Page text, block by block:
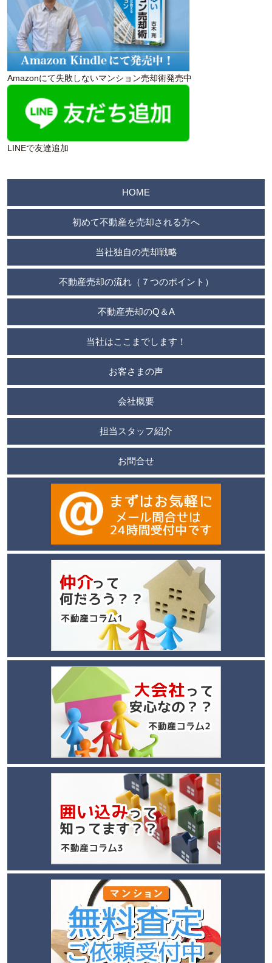
Amazonにて失敗しないマンション売却術発売中
LINEで友達追加
HOME
初めて不動産を売却される方へ
当社独自の売却戦略
不動産売却の流れ（７つのポイント）
不動産売却のQ＆A
当社はここまでします！
お客さまの声
会社概要
担当スタッフ紹介
お問合せ